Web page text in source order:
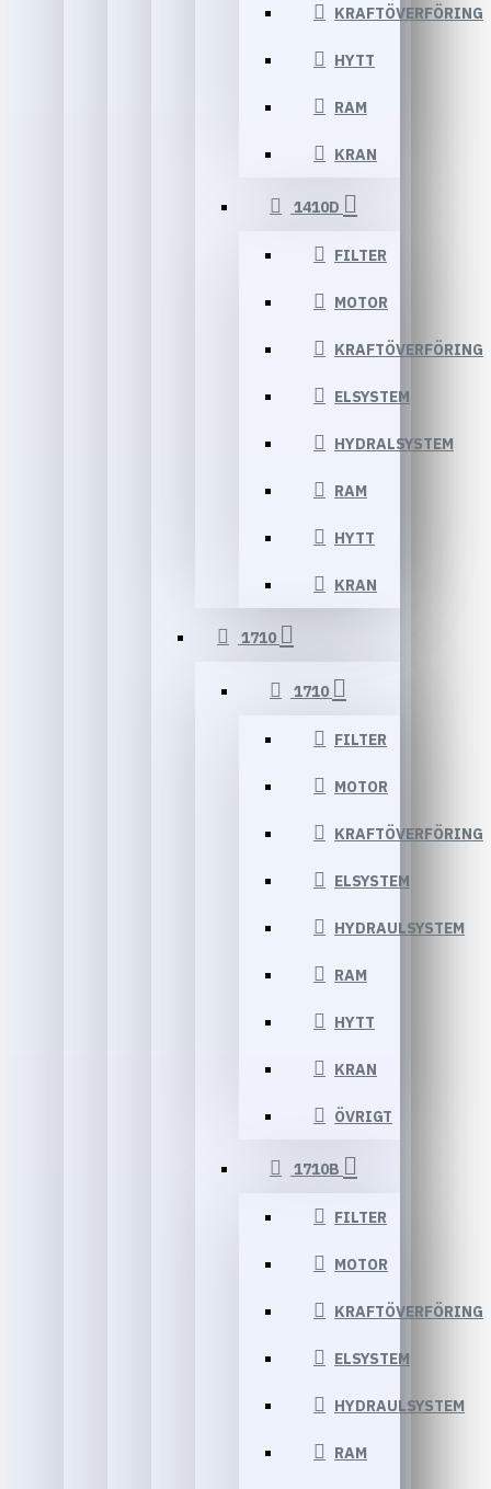
KRAFTÖVERFÖRING
HYTT
RAM
KRAN
1410D
FILTER
MOTOR
KRAFTÖVERFÖRING
ELSYSTEM
HYDRALSYSTEM
RAM
HYTT
KRAN
1710
1710
FILTER
MOTOR
KRAFTÖVERFÖRING
ELSYSTEM
HYDRAULSYSTEM
RAM
HYTT
KRAN
ÖVRIGT
1710B
FILTER
MOTOR
KRAFTÖVERFÖRING
ELSYSTEM
HYDRAULSYSTEM
RAM